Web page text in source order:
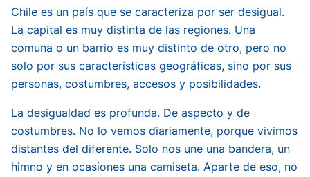
Chile es un país que se caracteriza por ser desigual.
La capital es muy distinta de las regiones. Una
comuna o un barrio es muy distinto de otro, pero no
solo por sus características geográficas, sino por sus
personas, costumbres, accesos y posibilidades.
La desigualdad es profunda. De aspecto y de
costumbres. No lo vemos diariamente, porque vivimos
distantes del diferente. Solo nos une una bandera, un
himno y en ocasiones una camiseta. Aparte de eso, no